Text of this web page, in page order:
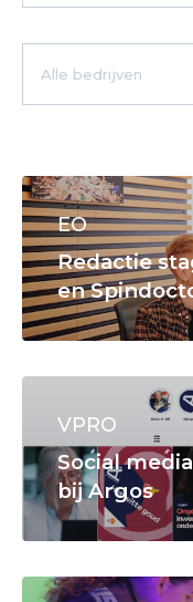
EO
Redactie
en
VPRO
Social
bij Argos